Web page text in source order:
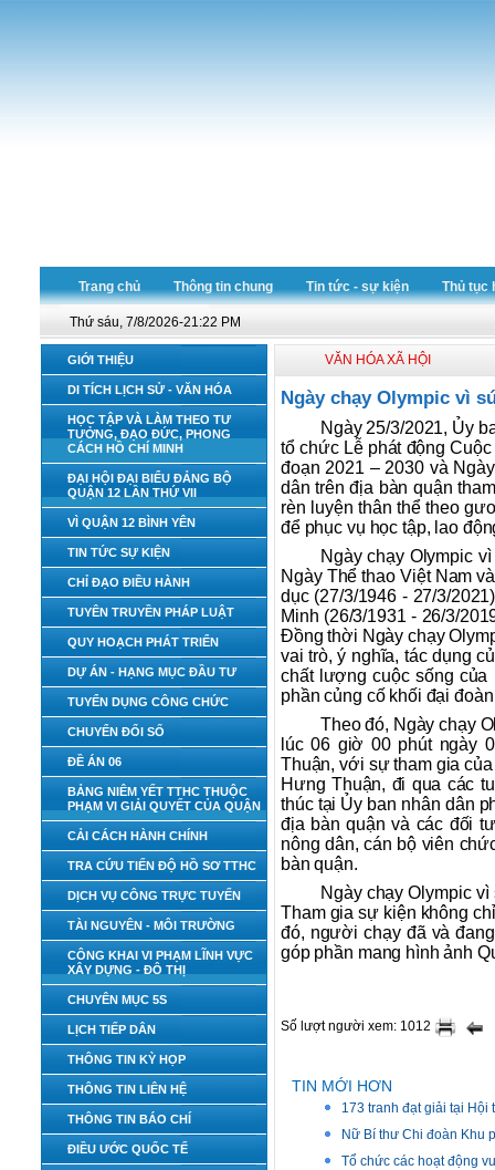
Trang chủ Thông tin chung Tin tức - sự kiện Thủ tục
Thứ sáu, 7/8/2026-21:22 PM
GIỚI THIỆU
DI TÍCH LỊCH SỬ - VĂN HÓA
HỌC TẬP VÀ LÀM THEO TƯ
TƯỞNG, ĐẠO ĐỨC, PHONG
CÁCH HỒ CHÍ MINH
ĐẠI HỘI ĐẠI BIỂU ĐẢNG BỘ
QUẬN 12 LẦN THỨ VII
VÌ QUẬN 12 BÌNH YÊN
TIN TỨC SỰ KIỆN
CHỈ ĐẠO ĐIỀU HÀNH
TUYÊN TRUYỀN PHÁP LUẬT
QUY HOẠCH PHÁT TRIỂN
DỰ ÁN - HẠNG MỤC ĐẦU TƯ
TUYỂN DỤNG CÔNG CHỨC
CHUYỂN ĐỔI SỐ
ĐỀ ÁN 06
BẢNG NIÊM YẾT TTHC THUỘC
PHẠM VI GIẢI QUYẾT CỦA QUẬN
CẢI CÁCH HÀNH CHÍNH
TRA CỨU TIẾN ĐỘ HỒ SƠ TTHC
DỊCH VỤ CÔNG TRỰC TUYẾN
TÀI NGUYÊN - MÔI TRƯỜNG
CÔNG KHAI VI PHẠM LĨNH VỰC
XÂY DỰNG - ĐÔ THỊ
CHUYÊN MỤC 5S
LỊCH TIẾP DÂN
THÔNG TIN KỲ HỌP
THÔNG TIN LIÊN HỆ
THÔNG TIN BÁO CHÍ
ĐIỀU ƯỚC QUỐC TẾ
VĂN HÓA XÃ HỘI
Ngày chạy Olympic vì
Ngày 25/3/2021, Ủy
tổ chức Lễ phát động
đoạn 2021 – 2030 và
dân trên địa bàn quận
rèn luyện thân thể theo
để phục vụ học tập, lao
Ngày chạy Olympic
Ngày Thể thao Việt Nam
dục (27/3/1946 - 27/3/
Minh (26/3/1931 - 26/3/
Đồng thời Ngày chạy
vai trò, ý nghĩa, tác dụng
chất lượng cuộc sống của
phần củng cố khối đại
Theo đó, Ngày chạy
lúc 06 giờ 00 phút ngày
Thuận, với sự tham gia
Hưng Thuận, đi qua các
thúc tại Ủy ban nhân dân
địa bàn quận và các đối
nông dân, cán bộ viên
bàn quận.
Ngày chạy Olympic
Tham gia sự kiện không
đó, người chạy đã và
góp phần mang hình ảnh
Số lượt người xem: 1012
TIN MỚI HƠN
173 tranh đạt giải tại Hội
Nữ Bí thư Chi đoàn Khu
Tổ chức các hoạt động